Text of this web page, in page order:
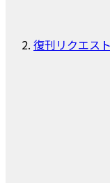
復刊リクエスト